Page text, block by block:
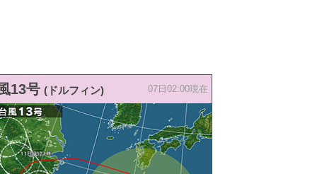
13号 (ドルフィン) 07日02:00現在